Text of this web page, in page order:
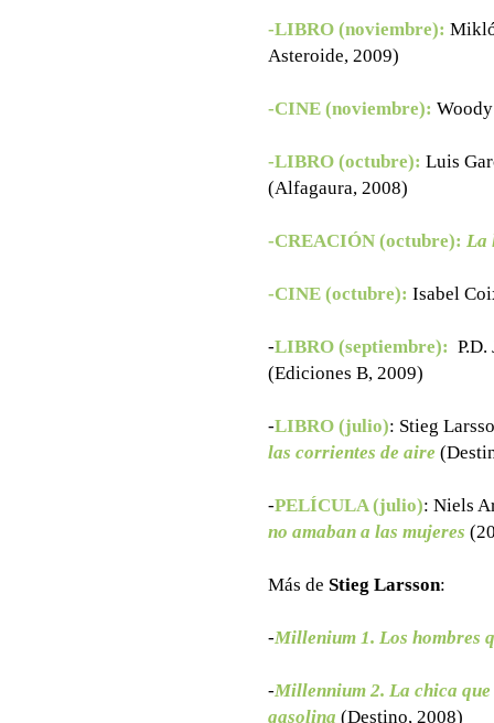
-LIBRO (noviembre):
Asteroide, 2009)
-CINE (noviembre):
-LIBRO (octubre): Luis
(Alfagaura, 2008)
-CREACIÓN (octubre): La
-CINE (octubre): Isabel
-LIBRO (septiembre):
(Ediciones B, 2009)
-LIBRO (julio): Stieg
las corrientes de aire
-PELÍCULA (julio): Niels
no amaban a las mujeres
Más de Stieg Larsson:
-Millenium 1. Los hombres
-Millennium 2. La chica
gasolina (Destino, 2008)